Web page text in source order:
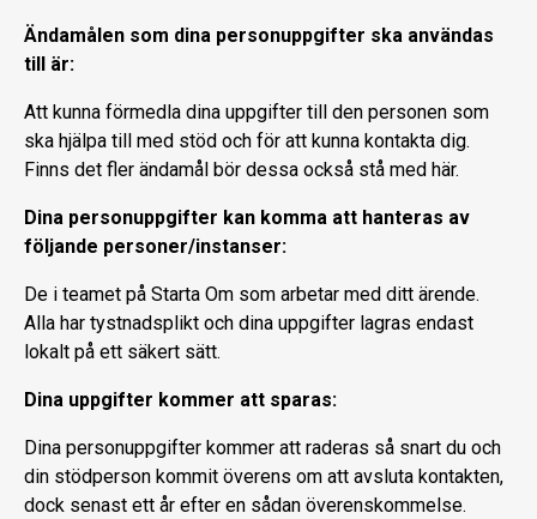
Ändamålen som dina personuppgifter ska användas
till är:
Att kunna förmedla dina uppgifter till den personen som
ska hjälpa till med stöd och för att kunna kontakta dig.
Finns det fler ändamål bör dessa också stå med här.
Dina personuppgifter kan komma att hanteras av
följande personer/instanser:
De i teamet på Starta Om som arbetar med ditt ärende.
Alla har tystnadsplikt och dina uppgifter lagras endast
lokalt på ett säkert sätt.
Dina uppgifter kommer att sparas:
Dina personuppgifter kommer att raderas så snart du och
din stödperson kommit överens om att avsluta kontakten,
dock senast ett år efter en sådan överenskommelse.